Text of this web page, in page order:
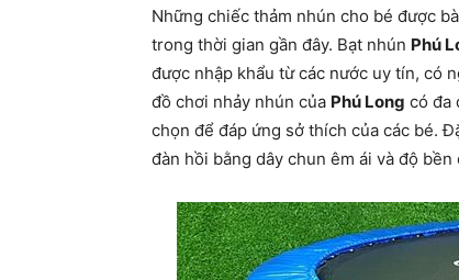
Những chiếc thảm nhún cho bé được
trong thời gian gần đây. Bạt nhún Phú
được nhập khẩu từ các nước uy tín, có
đồ chơi nhảy nhún của Phú Long có đa
chọn để đáp ứng sở thích của các bé.
đàn hồi bằng dây chun êm ái và độ